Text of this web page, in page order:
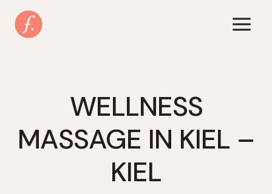
Inhalt
springen
WELLNESS
MASSAGE IN KIEL –
KIEL